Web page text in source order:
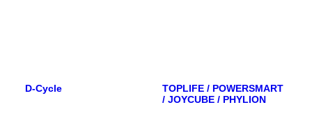
D-Cycle
TOPLIFE / POWERSMART
/ JOYCUBE / PHYLION